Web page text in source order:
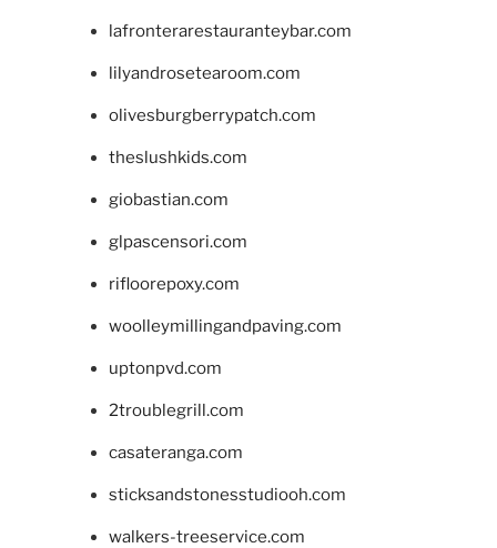
lafronterarestauranteybar.com
lilyandrosetearoom.com
olivesburgberrypatch.com
theslushkids.com
giobastian.com
glpascensori.com
rifloorepoxy.com
woolleymillingandpaving.com
uptonpvd.com
2troublegrill.com
casateranga.com
sticksandstonesstudiooh.com
walkers-treeservice.com